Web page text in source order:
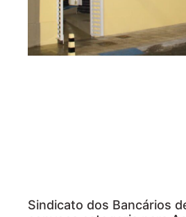
Sindicato dos Bancários